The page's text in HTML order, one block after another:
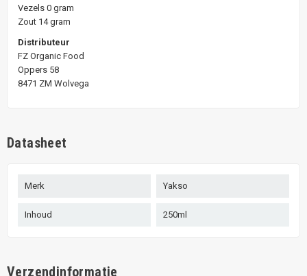
Vezels 0 gram
Zout 14 gram
Distributeur
FZ Organic Food
Oppers 58
8471 ZM Wolvega
Datasheet
Merk Yakso
Inhoud 250ml
Verzendinformatie